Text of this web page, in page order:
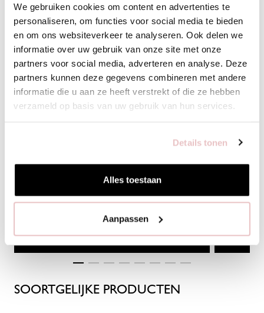
We gebruiken cookies om content en advertenties te
personaliseren, om functies voor social media te bieden
en om ons websiteverkeer te analyseren. Ook delen we
informatie over uw gebruik van onze site met onze
partners voor social media, adverteren en analyse. Deze
partners kunnen deze gegevens combineren met andere
informatie die u aan ze heeft verstrekt of die ze hebben
verzameld op basis van uw gebruik van hun services.
Details tonen
Alles toestaan
Aanpassen
VOEG TOE
SOORTGELIJKE PRODUCTEN